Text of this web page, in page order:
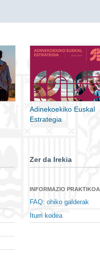
Adinekoekiko Euskal
Estrategia
Zer da Irekia
INFORMAZIO PRAKTIKOA
FAQ: ohiko galderak
Iturri kodea